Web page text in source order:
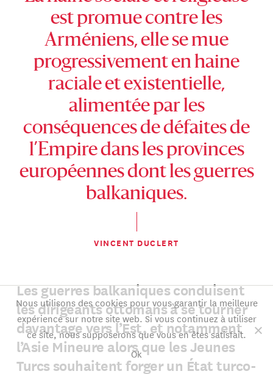
est promue contre les
Arméniens, elle se mue
progressivement en haine
raciale et existentielle,
alimentée par les
conséquences de défaites de
l’Empire dans les provinces
européennes dont les guerres
balkaniques.
VINCENT DUCLERT
Les guerres balkaniques conduisent
les dirigeants ottomans à se tourner
davantage vers l’Est, et notamment
l’Asie Mineure alors que les Jeunes
Turcs souhaitent forger un État turco-
Nous utilisons des cookies pour vous garantir la meilleure
expérience sur notre site web. Si vous continuez à utiliser
ce site, nous supposerons que vous en êtes satisfait.
Ok